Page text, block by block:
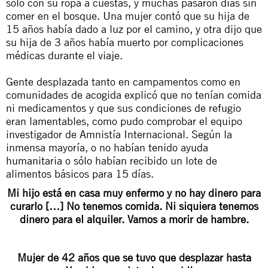
comer en el bosque. Una mujer contó que su hija de
15 años había dado a luz por el camino, y otra dijo que
su hija de 3 años había muerto por complicaciones
médicas durante el viaje.
Gente desplazada tanto en campamentos como en
comunidades de acogida explicó que no tenían comida
ni medicamentos y que sus condiciones de refugio
eran lamentables, como pudo comprobar el equipo
investigador de Amnistía Internacional. Según la
inmensa mayoría, o no habían tenido ayuda
humanitaria o sólo habían recibido un lote de
alimentos básicos para 15 días.
Mi hijo está en casa muy enfermo y no hay dinero para
curarlo […] No tenemos comida. Ni siquiera tenemos
dinero para el alquiler. Vamos a morir de hambre.
Mujer de 42 años que se tuvo que desplazar hasta